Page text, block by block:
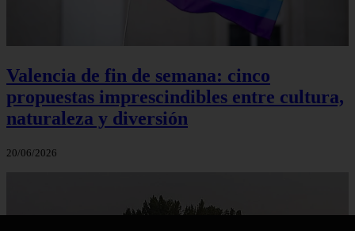
Valencia de fin de semana: cinco
propuestas imprescindibles entre cultura,
naturaleza y diversión
20/06/2026